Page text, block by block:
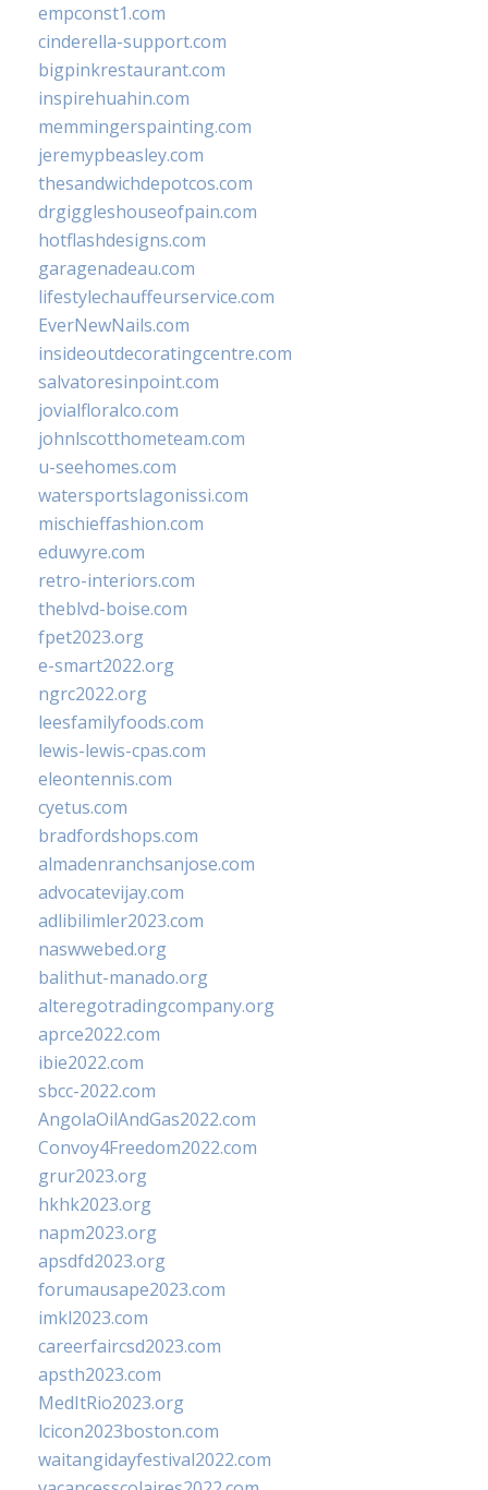
empconst1.com
cinderella-support.com
bigpinkrestaurant.com
inspirehuahin.com
memmingerspainting.com
jeremypbeasley.com
thesandwichdepotcos.com
drgiggleshouseofpain.com
hotflashdesigns.com
garagenadeau.com
lifestylechauffeurservice.com
EverNewNails.com
insideoutdecoratingcentre.com
salvatoresinpoint.com
jovialfloralco.com
johnlscotthometeam.com
u-seehomes.com
watersportslagonissi.com
mischieffashion.com
eduwyre.com
retro-interiors.com
theblvd-boise.com
fpet2023.org
e-smart2022.org
ngrc2022.org
leesfamilyfoods.com
lewis-lewis-cpas.com
eleontennis.com
cyetus.com
bradfordshops.com
almadenranchsanjose.com
advocatevijay.com
adlibilimler2023.com
naswwebed.org
balithut-manado.org
alteregotradingcompany.org
aprce2022.com
ibie2022.com
sbcc-2022.com
AngolaOilAndGas2022.com
Convoy4Freedom2022.com
grur2023.org
hkhk2023.org
napm2023.org
apsdfd2023.org
forumausape2023.com
imkl2023.com
careerfaircsd2023.com
apsth2023.com
MedItRio2023.org
lcicon2023boston.com
waitangidayfestival2022.com